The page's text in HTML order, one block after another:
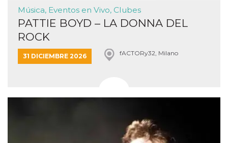
Música, Eventos en Vivo, Clubes
PATTIE BOYD – LA DONNA DEL
ROCK
31 DICIEMBRE 2026 fACTORy32, Milano